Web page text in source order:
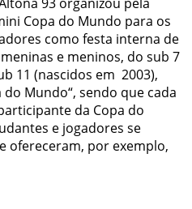
Copa do Mundo para os
como festa interna de
e meninos, do sub 7
11 (nascidos em 2003),
Mundo“, sendo que cada
da Copa do
e jogadores se
ofereceram, por exemplo,